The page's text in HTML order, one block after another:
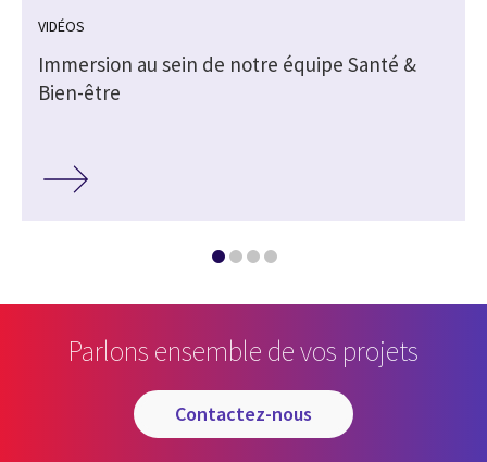
VIDÉOS
Immersion au sein de notre équipe Santé &
Bien-être
Parlons ensemble de vos projets
contactez-nous